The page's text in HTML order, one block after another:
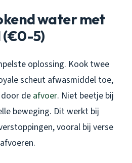
water met
(€0-5)
oplossing. Kook twee
scheut afwasmiddel toe,
de afvoer. Niet beetje bij
beweging. Dit werkt bij
vooral bij verse